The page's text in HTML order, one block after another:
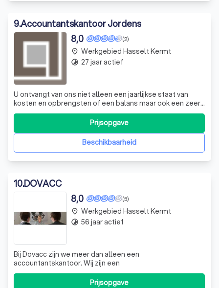
9.Accountantskantoor Jordens
(2)
8,0
U ontvangt van ons niet alleen een jaarlijkse staat van
kosten en opbrengsten of een balans maar ook een zeer
gedetailleerde weergave van de herkomst van deze
inkomsten en uitgaven zodat uw boekhouding meer wordt
dan een "noodzakelijk kwaad" of een "wettelijke
verplichting" maar ook een beleidsinstr
Beschikbaarheid
Prijsopgave
place Werkgebied Hasselt Kermt
timelapse 27 jaar actief
10.DOVACC
(5)
8,0
Bij Dovacc zijn we meer dan alleen een
accountantskantoor. Wij zijn een
Prijsopgave
place Werkgebied Hasselt Kermt
timelapse 56 jaar actief